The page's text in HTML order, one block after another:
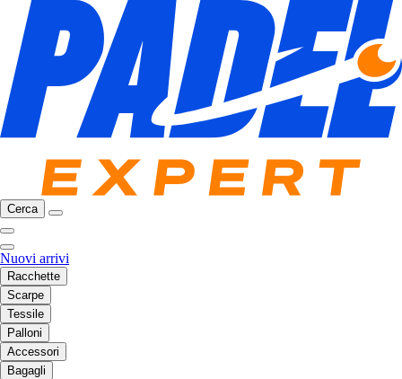
Cerca
Nuovi arrivi
Racchette
Scarpe
Tessile
Palloni
Accessori
Bagagli